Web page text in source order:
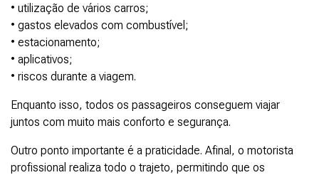
• utilização de vários carros;
• gastos elevados com combustível;
• estacionamento;
• aplicativos;
• riscos durante a viagem.
Enquanto isso, todos os passageiros conseguem viajar
juntos com muito mais conforto e segurança.
Outro ponto importante é a praticidade. Afinal, o motorista
profissional realiza todo o trajeto, permitindo que os